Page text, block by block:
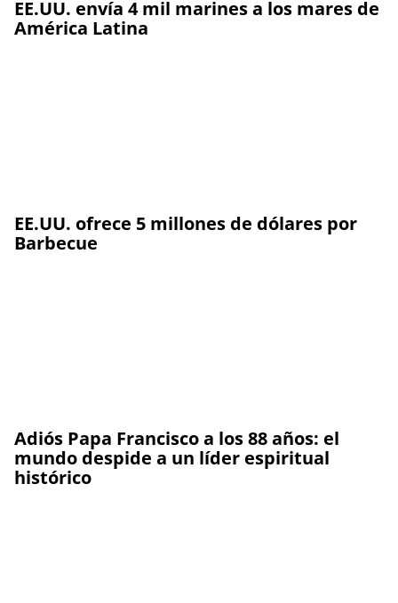
EE.UU. envía 4 mil marines a los mares de
América Latina
EE.UU. ofrece 5 millones de dólares por
Barbecue
Adiós Papa Francisco a los 88 años: el
mundo despide a un líder espiritual
histórico